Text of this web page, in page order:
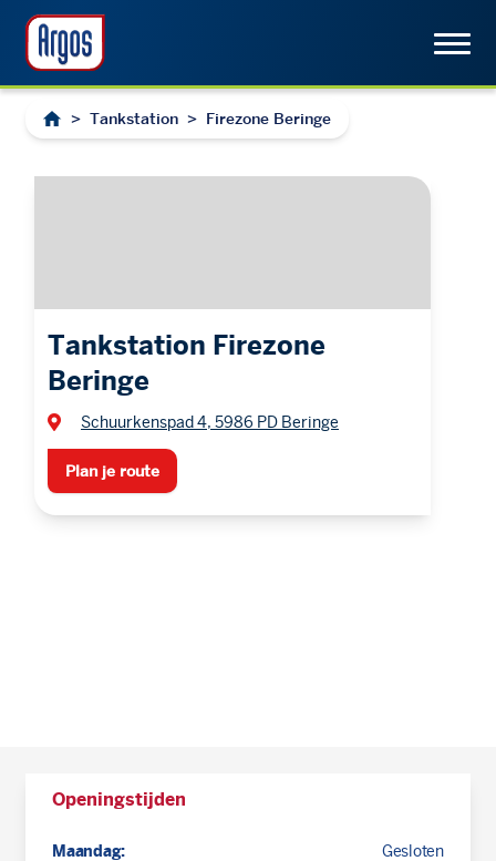
> Tankstation > Firezone Beringe
Tankstation Firezone
Beringe
Schuurkenspad 4, 5986 PD Beringe
Plan je route
Openingstijden
Maandag:
Gesloten